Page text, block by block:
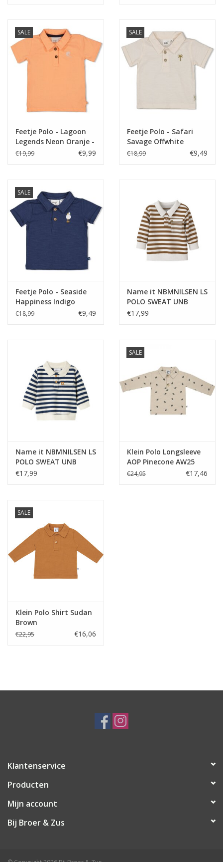
SALE
Feetje Polo - Lagoon
Legends Neon Oranje -
-
€19,99 €9,99
SALE
Feetje Polo - Safari
Savage Offwhite
€18,99 €9,49
SALE
Feetje Polo - Seaside
Happiness Indigo
€18,99 €9,49
Name it NBMNILSEN LS
POLO SWEAT UNB
Rubber —
€17,99
Name it NBMNILSEN LS
POLO SWEAT UNB
Insignia Blue —
€17,99
SALE
Klein Polo Longsleeve
AOP Pinecone AW25
€24,95 €17,46
SALE
Klein Polo Shirt Sudan
Brown
€22,95 €16,06
Klantenservice
Producten
Mijn account
Bij Broer & Zus